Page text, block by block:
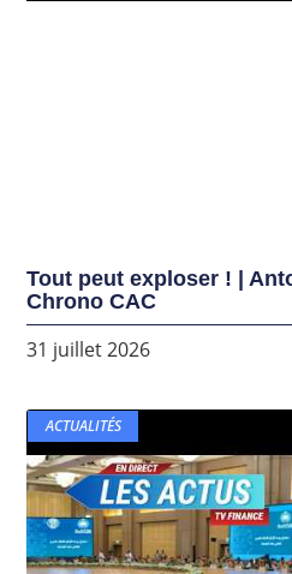
Tout peut exploser ! |
Chrono CAC
31 juillet 2026
ACTUALITÉS